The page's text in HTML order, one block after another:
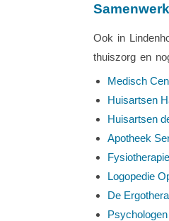
Ook in
thuiszorg en
Medisch
Huisartsen
Huisartsen
Apotheek
Logopedie
De